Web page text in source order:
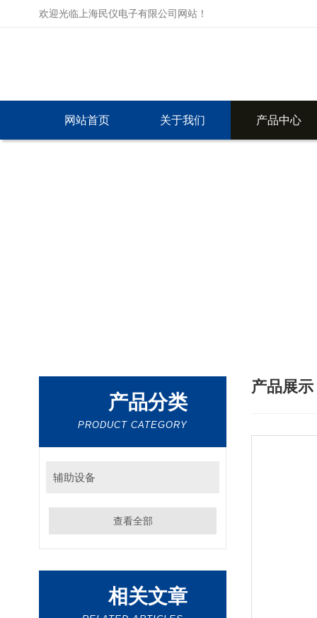
欢迎光临上海民仪电子有限公司网站！
网站首页 关于我们 产品中心
产品分类
PRODUCT CATEGORY
辅助设备
查看全部
相关文章
产品展示